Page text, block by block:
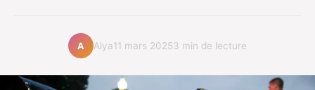
A Alya11 mars 20253 min de lecture